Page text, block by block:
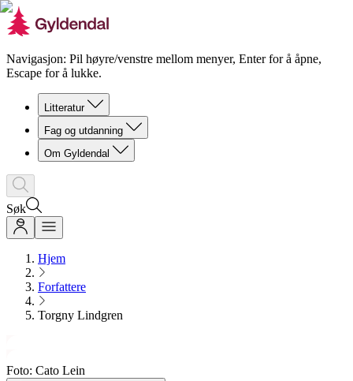
Navigasjon: Pil høyre/venstre mellom menyer, Enter for å åpne,
Escape for å lukke.
Litteratur
Fag og utdanning
Om Gyldendal
Søk
Hjem
Forfattere
Torgny Lindgren
Foto: Cato Lein